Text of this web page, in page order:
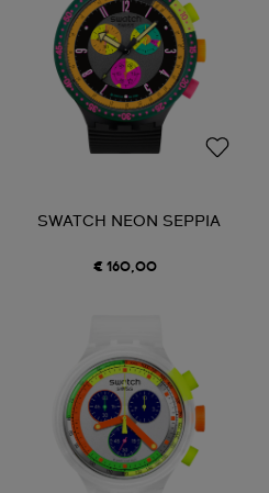
SWATCH NEON SEPPIA
€ 160,00